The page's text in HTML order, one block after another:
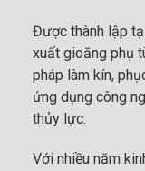
Được thành lập
xuất gioăng phụ
pháp làm kín,
ứng dụng công
thủy lực.
Với nhiều năm